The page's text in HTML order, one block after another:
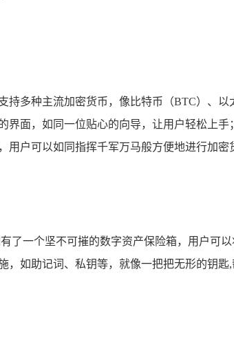
多种主流加密货币，像比特币（BTC）、
面，如同一位贴心的向导，让用户轻松上
户可以如同指挥千军万马般方便地进行加
了一个坚不可摧的数字资产保险箱，用户可
如助记词、私钥等，就像一把把无形的钥匙